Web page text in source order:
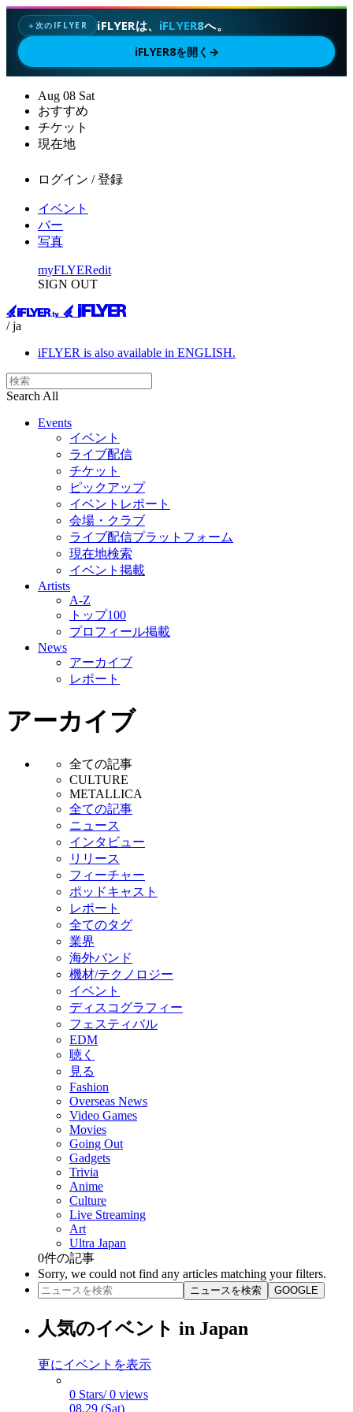
✦次のIFLYER iFLYERは、 iFLYER8へ。
iFLYER8を開く →
Aug 08 Sat
おすすめ
チケット
現在地
ログイン / 登録
イベント
バー
写真
myFLYERedit
SIGN OUT
/ ja
iFLYER is also available in ENGLISH.
Search All
Events
イベント
ライブ配信
チケット
ピックアップ
イベントレポート
会場・クラブ
ライブ配信プラットフォーム
現在地検索
イベント掲載
Artists
A-Z
トップ100
プロフィール掲載
News
アーカイブ
レポート
アーカイブ
全ての記事
CULTURE
METALLICA
全ての記事
ニュース
インタビュー
リリース
フィーチャー
ポッドキャスト
レポート
全てのタグ
業界
海外バンド
機材/テクノロジー
イベント
ディスコグラフィー
フェスティバル
EDM
聴く
見る
Fashion
Overseas News
Video Games
Movies
Going Out
Gadgets
Trivia
Anime
Culture
Live Streaming
Art
Ultra Japan
0件の記事
Sorry, we could not find any articles matching your filters.
ニュースを検索 GOOGLE
人気のイベント in Japan
更にイベントを表示
0 Stars/ 0 views
08.29 (Sat)